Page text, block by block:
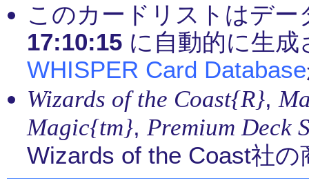
このカードリストはデ
17:10:15に自動的に生成
WHISPER Card Database
Wizards of the Coast{R},
Magic{tm}, Premium Deck
Wizards of the Coast社の